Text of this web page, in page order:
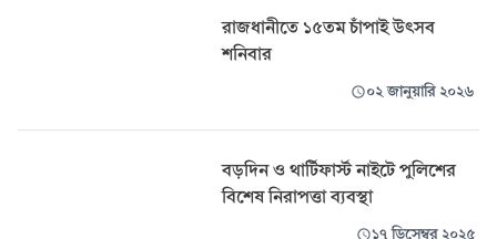
রাজধানীতে ১৫তম চাঁপাই উৎসব
শনিবার
০২ জানুয়ারি ২০২৬
বড়দিন ও থার্টিফার্স্ট নাইটে পুলিশের
বিশেষ নিরাপত্তা ব্যবস্থা
১৭ ডিসেম্বর ২০২৫